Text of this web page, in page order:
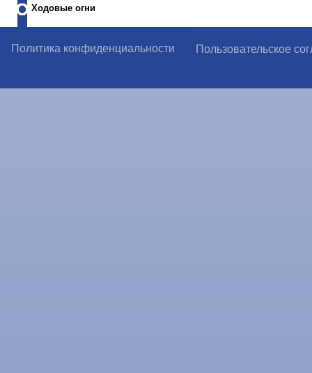
Ходовые огни
Политика конфиденциальности Пользовательское